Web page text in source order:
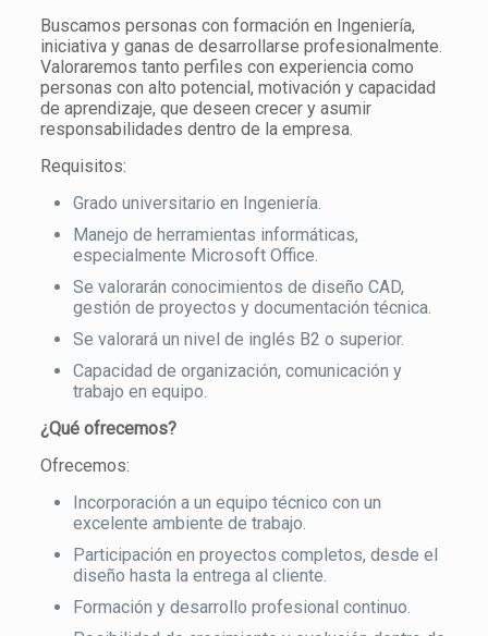
Buscamos personas con formación en Ingeniería,
iniciativa y ganas de desarrollarse profesionalmente.
Valoraremos tanto perfiles con experiencia como
personas con alto potencial, motivación y capacidad
de aprendizaje, que deseen crecer y asumir
responsabilidades dentro de la empresa.
Requisitos:
Grado universitario en Ingeniería.
Manejo de herramientas informáticas,
especialmente Microsoft Office.
Se valorarán conocimientos de diseño CAD,
gestión de proyectos y documentación técnica.
Se valorará un nivel de inglés B2 o superior.
Capacidad de organización, comunicación y
trabajo en equipo.
¿Qué ofrecemos?
Ofrecemos:
Incorporación a un equipo técnico con un
excelente ambiente de trabajo.
Participación en proyectos completos, desde el
diseño hasta la entrega al cliente.
Formación y desarrollo profesional continuo.